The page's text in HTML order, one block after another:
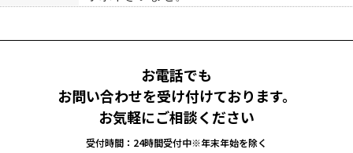
お電話でも
お問い合わせを受け付けております。
お気軽にご相談ください
受付時間：24時間受付中※年末年始を除く